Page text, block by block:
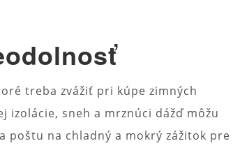
treba zvážiť pri kúpe zimných
sneh a mrznúci dážď môžu
poštu na chladný a mokrý zážitok pre